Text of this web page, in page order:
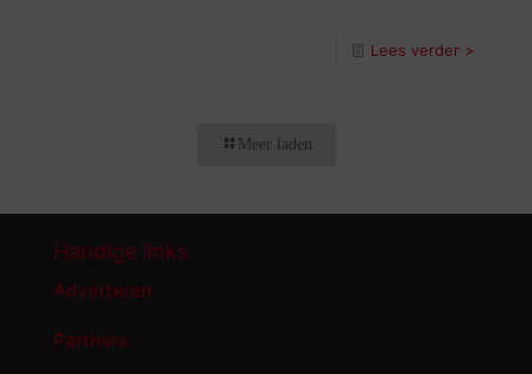
Lees verder >
Meer laden
Handige links
Adverteren
Partners